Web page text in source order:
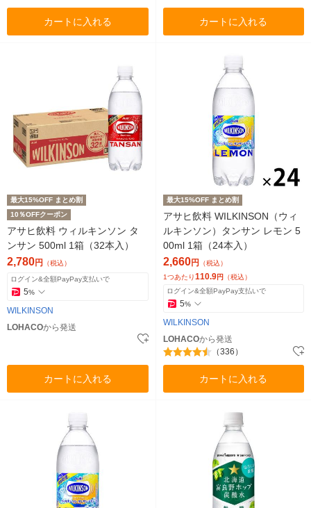
カートに入れる カートに入れる
最大15%OFF まとめ割
10％OFFクーポン
アサヒ飲料 ウィルキンソン タ
ンサン 500ml 1箱（32本入）
2,780円 （税込）
ログイン&全額PayPay支払いで
5%
WILKINSON
LOHACOから発送
カートに入れる
最大15%OFF まとめ割
アサヒ飲料 WILKINSON（ウィ
ルキンソン）タンサン レモン 5
00ml 1箱（24本入）
2,660円
（税込）
1つあたり110.9円 （税込）
ログイン&全額PayPay支払いで
5%
WILKINSON
LOHACOから発送
（336）
カートに入れる